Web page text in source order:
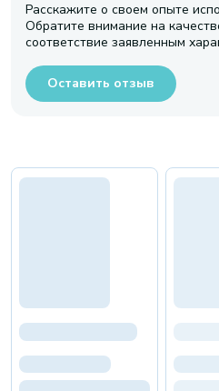
Расскажите о своем опыте
Обратите внимание на
соответствие заявленным
Оставить отзыв